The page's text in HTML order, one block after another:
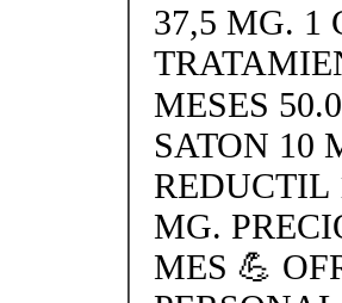
37,5 MG. 1
MESES
SATON 10
REDUCTIL
MG.
MES 💪